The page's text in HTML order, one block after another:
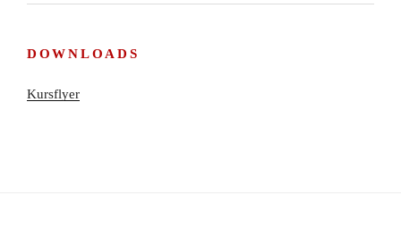
DOWNLOADS
Kursflyer